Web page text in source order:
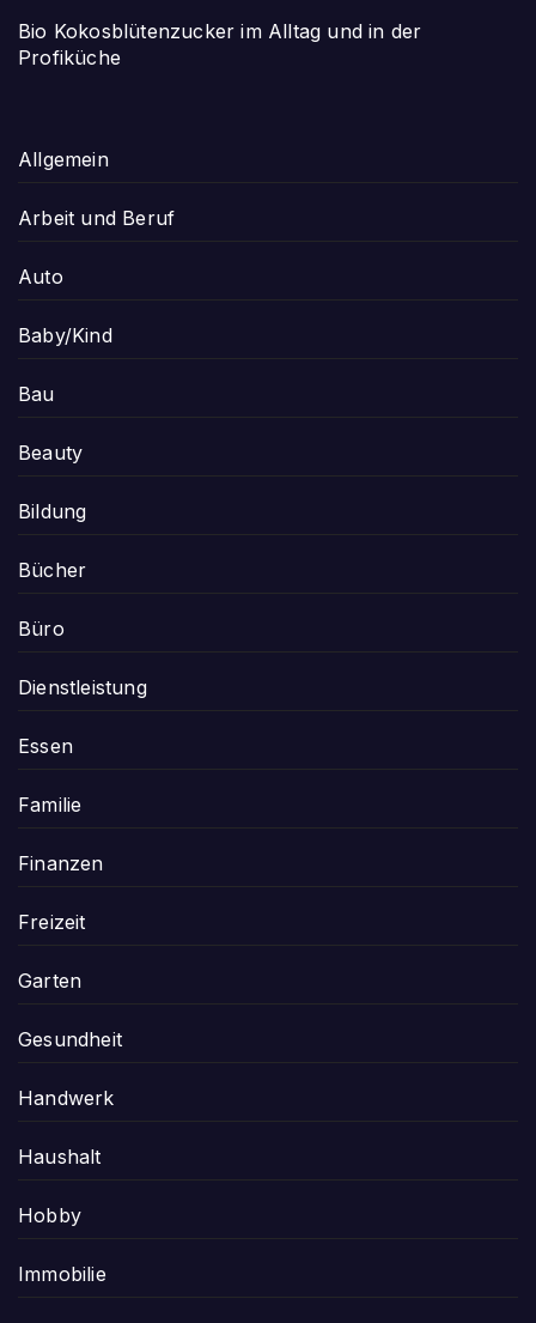
Bio Kokosblütenzucker im Alltag und in der
Profiküche
Allgemein
Arbeit und Beruf
Auto
Baby/Kind
Bau
Beauty
Bildung
Bücher
Büro
Dienstleistung
Essen
Familie
Finanzen
Freizeit
Garten
Gesundheit
Handwerk
Haushalt
Hobby
Immobilie